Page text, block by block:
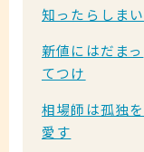
知ったらしまい
新値にはだまっ
てつけ
相場師は孤独を
愛す